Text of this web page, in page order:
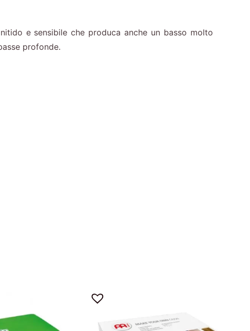
e sensibile che produca anche un basso molto
profonde.